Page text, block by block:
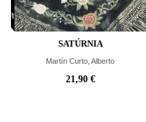
SATÚRNIA
Martín Curto, Alberto
21,90 €